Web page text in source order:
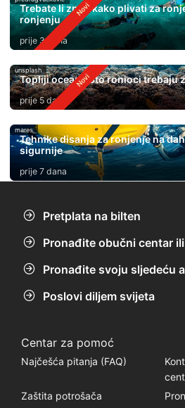
Trebate li znati kako plivati ​​za
ronjenju
prije 3 dana
unsplash
Topliji oceani: Što ronioci trebaju
prije 5 dana
mares
Tehnike disanja za ronjenje na
sigurnije
prije 7 dana
Pretplata na bilten
Pronađite obučni centar
Pronađite svoju sljedeću
Poslovi diljem svijeta
Centar za pomoć
Najčešća pitanja (FAQ)
Zaštita potrošača